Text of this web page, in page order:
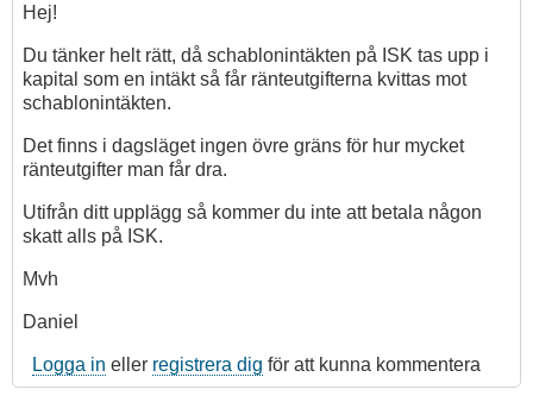
Hej!
Du tänker helt rätt, då schablonintäkten på ISK tas upp i
kapital som en intäkt så får ränteutgifterna kvittas mot
schablonintäkten.
Det finns i dagsläget ingen övre gräns för hur mycket
ränteutgifter man får dra.
Utifrån ditt upplägg så kommer du inte att betala någon
skatt alls på ISK.
Mvh
Daniel
Logga in eller registrera dig för att kunna kommentera